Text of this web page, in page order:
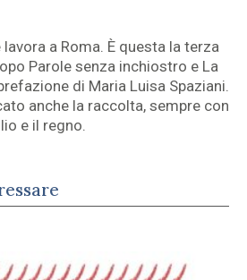
a Roma. È questa la terza
Parole senza inchiostro e La
di Maria Luisa Spaziani.
anche la raccolta, sempre con
e il regno.